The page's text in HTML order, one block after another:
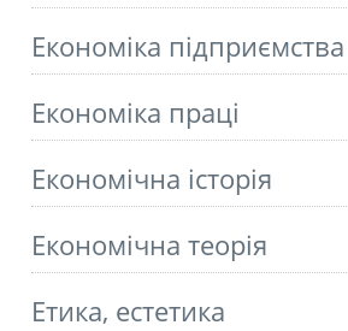
Економіка підприємства
Економіка праці
Економічна історія
Економічна теорія
Етика, естетика